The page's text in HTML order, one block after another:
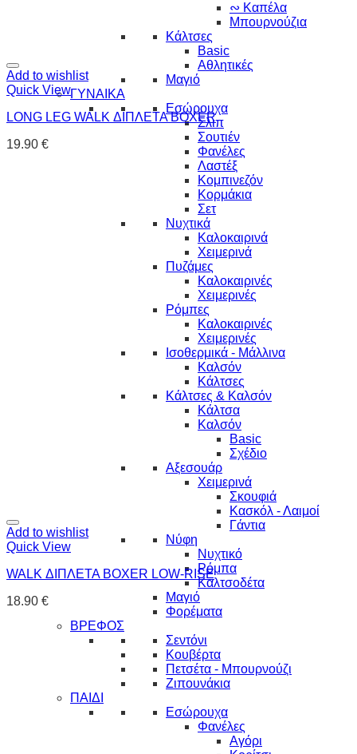
∾ Καπέλα
Μπουρνούζια
Κάλτσες
Basic
Αθλητικές
Μαγιό
ΓΥΝΑΙΚΑ
Εσώρουχα
Σλιπ
Σουτιέν
Φανέλες
Λαστέξ
Κομπινεζόν
Κορμάκια
Σετ
Νυχτικά
Καλοκαιρινά
Χειμερινά
Πυζάμες
Καλοκαιρινές
Χειμερινές
Ρόμπες
Καλοκαιρινές
Χειμερινές
Ισοθερμικά - Μάλλινα
Καλσόν
Κάλτσες
Κάλτσες & Καλσόν
Κάλτσα
Καλσόν
Basic
Σχέδιο
Αξεσουάρ
Χειμερινά
Σκουφιά
Κασκόλ - Λαιμοί
Γάντια
Νύφη
Νυχτικό
Ρόμπα
Καλτσοδέτα
Μαγιό
Φορέματα
ΒΡΕΦΟΣ
Σεντόνι
Κουβέρτα
Πετσέτα - Μπουρνούζι
Ζιπουνάκια
ΠΑΙΔΙ
Εσώρουχα
Φανέλες
Αγόρι
Add to wishlist
Quick View
LONG LEG WALK ΔΙΠΛΕΤΑ BOXER
19.90 €
Add to wishlist
Quick View
WALK ΔΙΠΛΕΤΑ BOXER LOW-RISE
18.90 €